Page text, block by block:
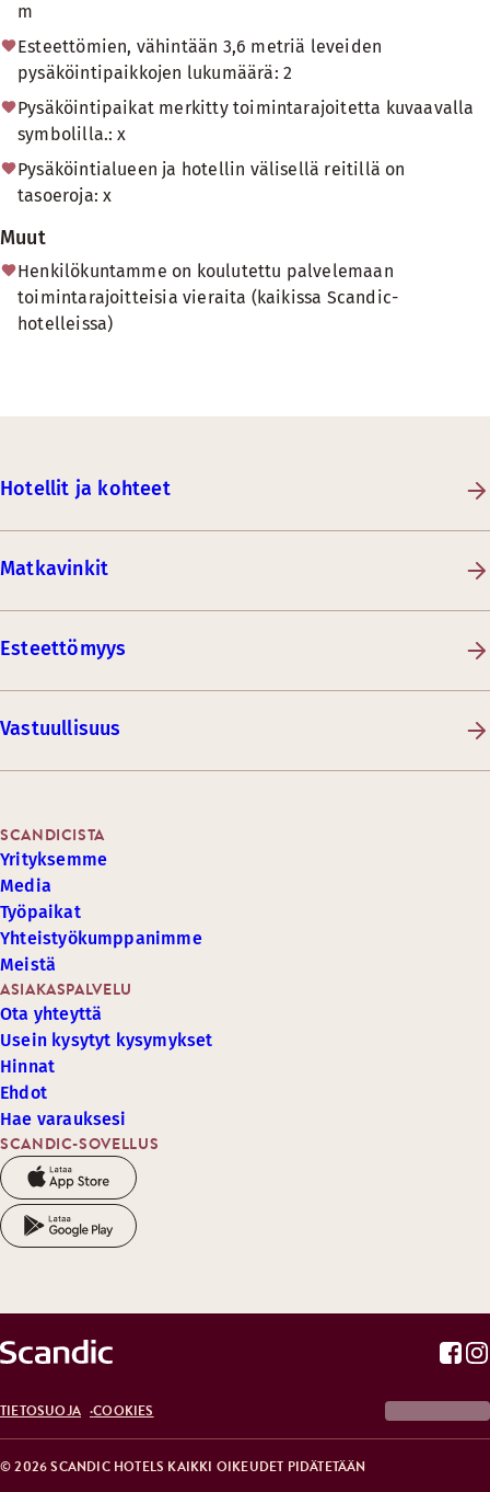
m
Esteettömien, vähintään 3,6 metriä leveiden
pysäköintipaikkojen lukumäärä: 2
Pysäköintipaikat merkitty toimintarajoitetta kuvaavalla
symbolilla.: x
Pysäköintialueen ja hotellin välisellä reitillä on
tasoeroja: x
Muut
Henkilökuntamme on koulutettu palvelemaan
toimintarajoitteisia vieraita (kaikissa Scandic-
hotelleissa)
Hotellit ja kohteet
Matkavinkit
Esteettömyys
Vastuullisuus
SCANDIC-SOVELLUS
ASIAKASPALVELU
Ota yhteyttä
Usein kysytyt kysymykset
Hinnat
Ehdot
Hae varauksesi
SCANDICISTA
Yrityksemme
Media
Työpaikat
Yhteistyökumppanimme
Meistä
© 2026 SCANDIC HOTELS KAIKKI OIKEUDET PIDÄTETÄÄN
TIETOSUOJA COOKIES